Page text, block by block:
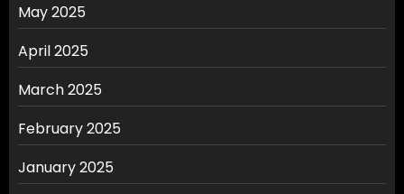
May 2025
April 2025
March 2025
February 2025
January 2025